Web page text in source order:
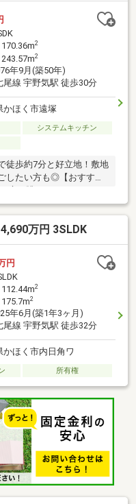
2
2
年9月(築50年)
尾線 宇野気駅 徒歩30分
かほく市遠塚
システムキッチン
徒歩約7分と好立地！敷地
したい方も◎【おすす
和室（８帖）床の間横
玄関♪玄関天井・壁は木
関ポーチは風除室になっ
せますね♪☆敷地内には
♪お家時間を楽しみたい方
万円 3SLDK
円
2
2
年6月(築1年3ヶ月)
尾線 宇野気駅 徒歩32分
かほく市内日角ワ
所有権